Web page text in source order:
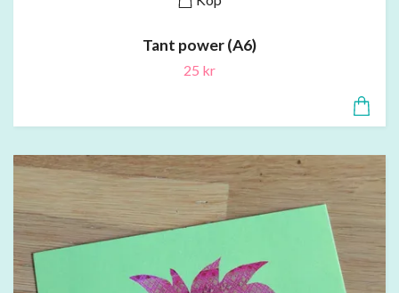
Tant power (A6)
25 kr